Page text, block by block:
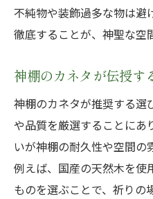
不純物や装飾過多な物は避
徹底することが、神聖な空
神棚のカネタが伝授す
神棚のカネタが推奨する選
や品質を厳選することにあ
いが神棚の耐久性や空間の
例えば、国産の天然木を使
ものを選ぶことで、祈りの